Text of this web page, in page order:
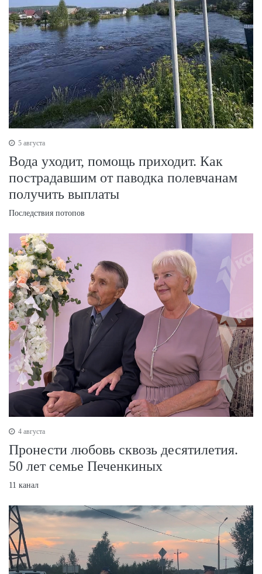
5 августа
Вода уходит, помощь приходит. Как
пострадавшим от паводка полевчанам
получить выплаты
Последствия потопов
4 августа
Пронести любовь сквозь десятилетия.
50 лет семье Печенкиных
11 канал